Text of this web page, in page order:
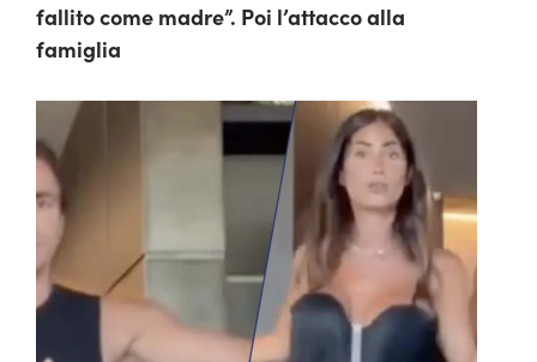
fallito come madre”. Poi l’attacco alla
famiglia